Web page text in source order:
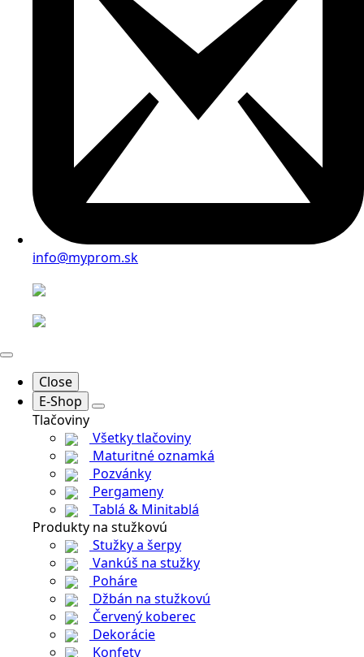
info@myprom.sk
Close
E-Shop
Tlačoviny
Všetky tlačoviny
Maturitné oznamká
Pozvánky
Pergameny
Tablá & Minitablá
Produkty na stužkovú
Stužky a šerpy
Vankúš na stužky
Poháre
Džbán na stužkovú
Červený koberec
Dekorácie
Konfety